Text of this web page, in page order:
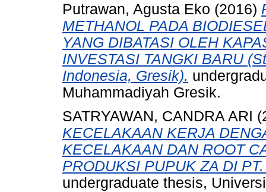
Putrawan, Agusta Eko (2016)
METHANOL PADA
YANG DIBATASI OLEH
INVESTASI TANGKI BARU
Indonesia, Gresik).
Muhammadiyah Gresik.
SATRYAWAN, CANDRA ARI
KECELAKAAN KERJA
KECELAKAAN DAN ROOT
PRODUKSI PUPUK ZA DI
undergraduate thesis,